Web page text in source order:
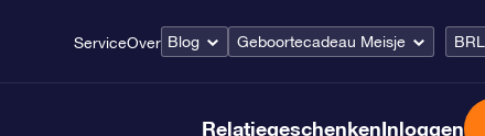
ServiceOver Blog Geboortecadeau Meisje BRL
RelatiegeschenkenInloggen